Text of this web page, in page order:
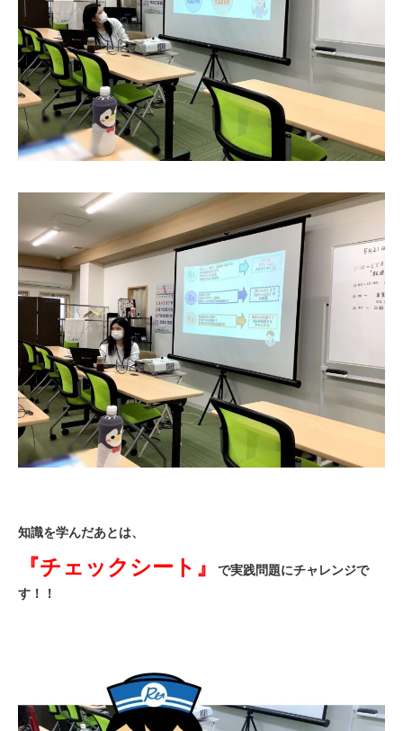
知識を学んだあとは、
『チェックシート』
で実践問題にチャレンジで
す！！